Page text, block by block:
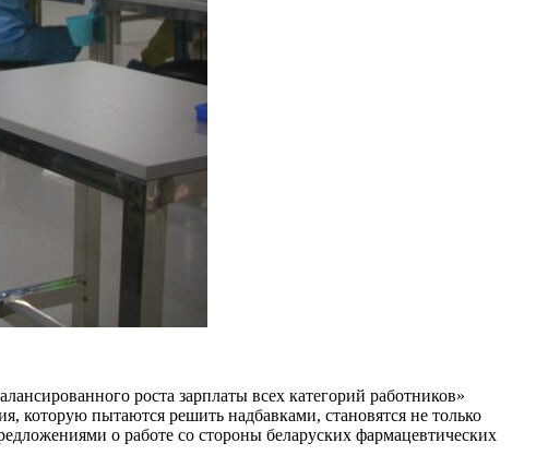
роста зарплаты всех категорий работников»
которую пытаются решить надбавками, становятся не только
о работе со стороны беларуских фармацевтических